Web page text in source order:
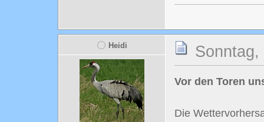
Heidi
Vor den Toren
Die